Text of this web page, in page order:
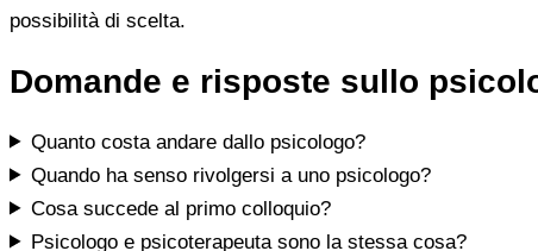
possibilità di scelta.
Domande e risposte sullo
Quanto costa andare dallo psicologo?
Quando ha senso rivolgersi a uno psicologo?
Cosa succede al primo colloquio?
Psicologo e psicoterapeuta sono la stessa cosa?